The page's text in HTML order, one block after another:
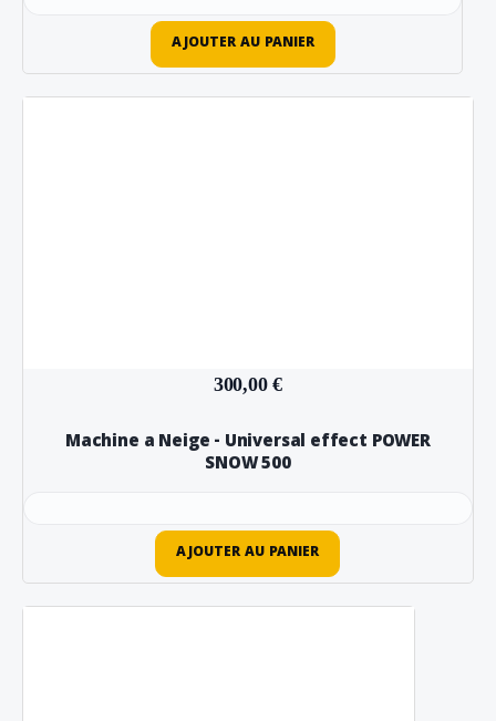
AJOUTER AU PANIER
300,00 €
Machine a Neige - Universal effect POWER
SNOW 500
AJOUTER AU PANIER